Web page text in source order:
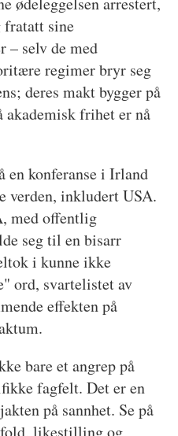
fratatt sine
– selv de med
regimer bryr seg
deres makt bygger på
akademisk frihet er nå
en konferanse i Irland
verden, inkludert USA.
med offentlig
seg til en bisarr
i kunne ikke
ord, svartelistet av
effekten på
bare et angrep på
fagfelt. Det er en
på sannhet. Se på